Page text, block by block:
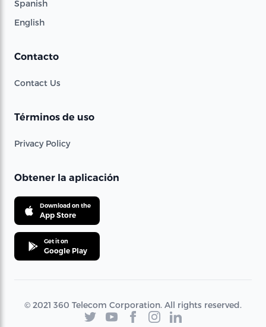
Spanish
English
Contacto
Contact Us
Términos de uso
Privacy Policy
Obtener la aplicación
Download on the
App Store
Get it on
Google Play
© 2021 360 Telecom Corporation. All rights reserved.